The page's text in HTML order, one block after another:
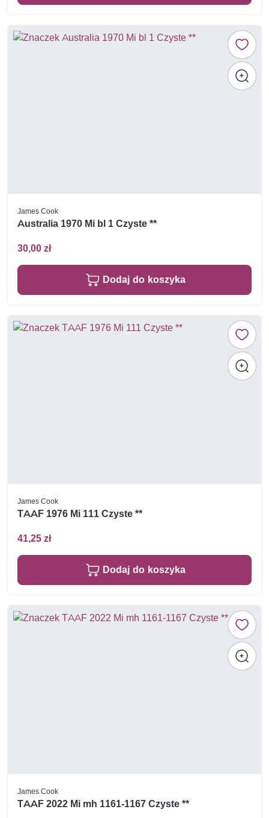
James Cook
Australia 1970 Mi bl 1 Czyste **
30,00 zł
Dodaj do koszyka
James Cook
TAAF 1976 Mi 111 Czyste **
41,25 zł
Dodaj do koszyka
James Cook
TAAF 2022 Mi mh 1161-1167 Czyste **